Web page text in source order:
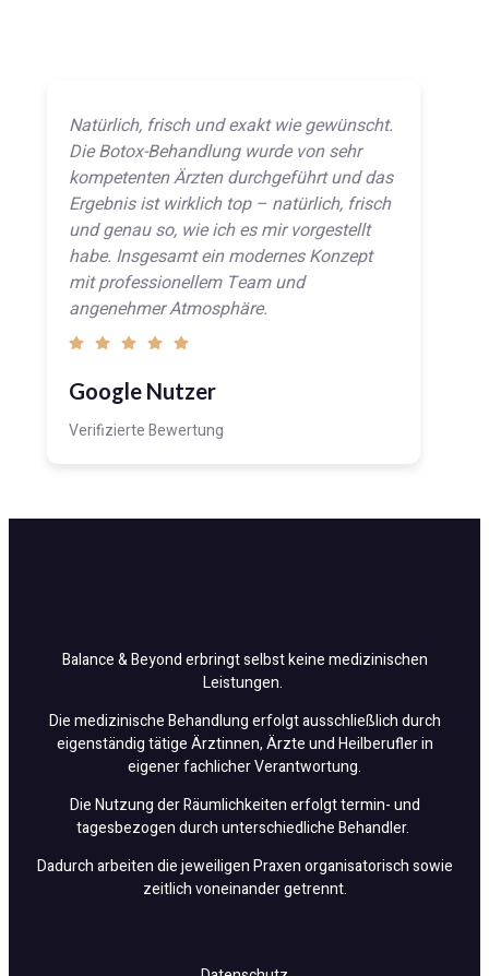
Natürlich, frisch und exakt wie gewünscht.
Die Botox-Behandlung wurde von sehr
kompetenten Ärzten durchgeführt und das
Ergebnis ist wirklich top – natürlich, frisch
und genau so, wie ich es mir vorgestellt
habe. Insgesamt ein modernes Konzept
mit professionellem Team und
angenehmer Atmosphäre.
Google Nutzer
Verifizierte Bewertung
Balance & Beyond erbringt selbst keine medizinischen
Leistungen.
Die medizinische Behandlung erfolgt ausschließlich durch
eigenständig tätige Ärztinnen, Ärzte und Heilberufler in
eigener fachlicher Verantwortung.
Die Nutzung der Räumlichkeiten erfolgt termin- und
tagesbezogen durch unterschiedliche Behandler.
Dadurch arbeiten die jeweiligen Praxen organisatorisch sowie
zeitlich voneinander getrennt.